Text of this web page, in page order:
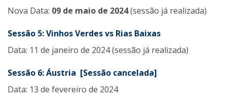
Nova Data: 09 de maio de 2024(sessão já realizada)
Sessão 5:Vinhos Verdes vs Rias Baixas
Data: 11 de janeiro de 2024 (sessão já realizada)
Sessão 6: Áustria [Sessão cancelada]
Data: 13 de fevereiro de 2024